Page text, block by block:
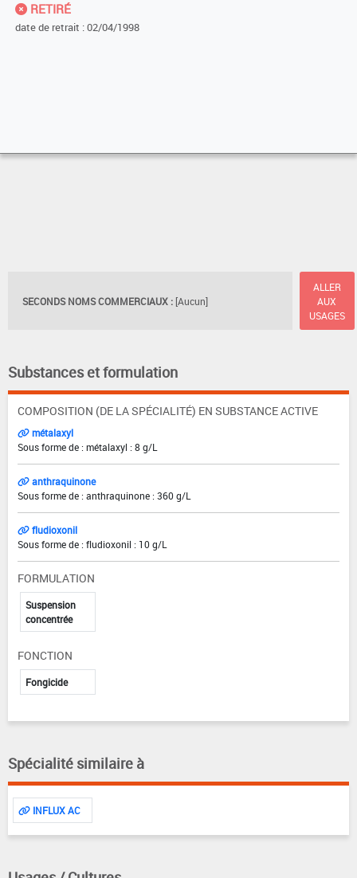
RETIRÉ
date de retrait : 02/04/1998
SECONDS NOMS COMMERCIAUX : [Aucun]
ALLER
AUX
USAGES
Substances et formulation
COMPOSITION (DE LA SPÉCIALITÉ) EN SUBSTANCE ACTIVE
métalaxyl
Sous forme de : métalaxyl : 8 g/L
anthraquinone
Sous forme de : anthraquinone : 360 g/L
fludioxonil
Sous forme de : fludioxonil : 10 g/L
FORMULATION
Suspension
concentrée
FONCTION
Fongicide
Spécialité similaire à
INFLUX AC